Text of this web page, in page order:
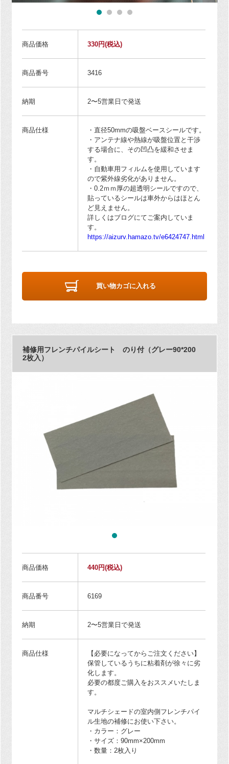
商品価格 330円(税込)
商品番号 3416
納期 2〜5営業日で発送
商品仕様
・直径50mmの吸盤ベースシールです。
・アンテナ線や熱線が吸盤位置と干渉
する場合に、その凹凸を緩和させま
す。
・自動車用フィルムを使用しています
ので紫外線劣化がありません。
・0.2ｍｍ厚の超透明シールですので、
貼っているシールは車外からはほとん
ど見えません。
詳しくはブログにてご案内していま
す。
https://aizurv.hamazo.tv/e6424747.html
買い物カゴに入れる
補修用フレンチパイルシート のり付（グレー90*200
2枚入）
商品価格 440円(税込)
商品番号 6169
納期 2〜5営業日で発送
商品仕様
【必要になってからご注文ください】
保管しているうちに粘着剤が徐々に劣
化します。
必要の都度ご購入をおススメいたしま
す。
マルチシェードの室内側フレンチパイ
ル生地の補修にお使い下さい。
・カラー：グレー
・サイズ：90mm×200mm
・数量：2枚入り